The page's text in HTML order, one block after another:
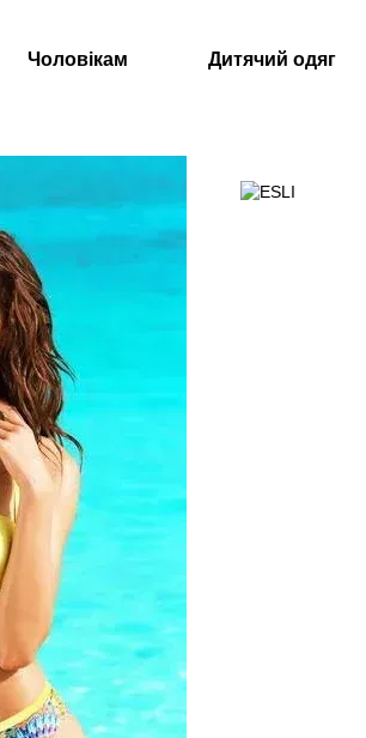
Чоловікам Дитячий одяг